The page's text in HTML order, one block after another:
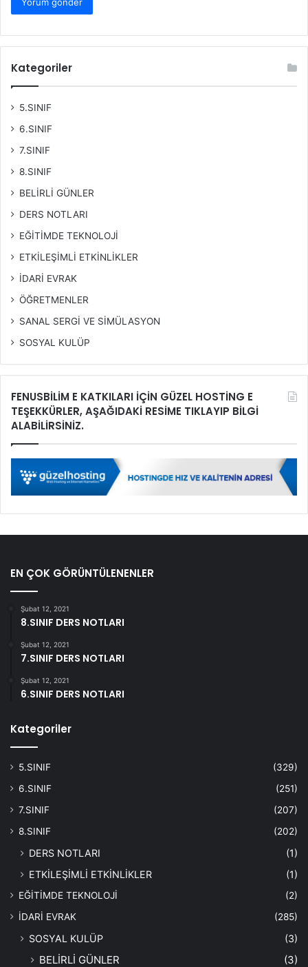
Kategoriler
5.SINIF
6.SINIF
7.SINIF
8.SINIF
BELİRLİ GÜNLER
DERS NOTLARI
EĞİTİMDE TEKNOLOJİ
ETKİLEŞİMLİ ETKİNLİKLER
İDARİ EVRAK
ÖĞRETMENLER
SANAL SERGİ VE SİMÜLASYON
SOSYAL KULÜP
FENUSBİLİM E KATKILARI İÇİN GÜZEL HOSTİNG E
TEŞEKKÜRLER, AŞAĞIDAKİ RESİME TIKLAYIP BİLGİ
ALABİLİRSİNİZ.
EN ÇOK GÖRÜNTÜLENENLER
Şubat 12, 2021
8.SINIF DERS NOTLARI
Şubat 12, 2021
7.SINIF DERS NOTLARI
Şubat 12, 2021
6.SINIF DERS NOTLARI
Kategoriler
5.SINIF
(329)
6.SINIF
(251)
7.SINIF
(207)
8.SINIF
(202)
DERS NOTLARI
(1)
ETKİLEŞİMLİ ETKİNLİKLER
(1)
EĞİTİMDE TEKNOLOJİ
(2)
İDARİ EVRAK
(285)
SOSYAL KULÜP (3)
BELİRLİ GÜNLER (3)